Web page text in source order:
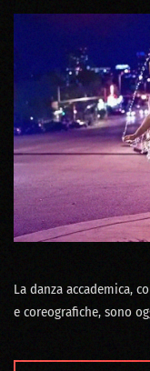
La danza accademica,
e coreografiche, sono